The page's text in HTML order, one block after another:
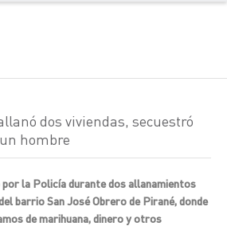
dos viviendas, secuestró
hombre
la Policía durante dos allanamientos
barrio San José Obrero de Pirané, donde
de marihuana, dinero y otros